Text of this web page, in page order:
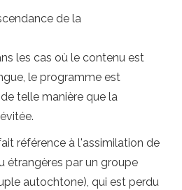
de la
les cas où le contenu est
le programme est
telle manière que la
référence à l'assimilation de
étrangères par un groupe
autochtone), qui est perdu